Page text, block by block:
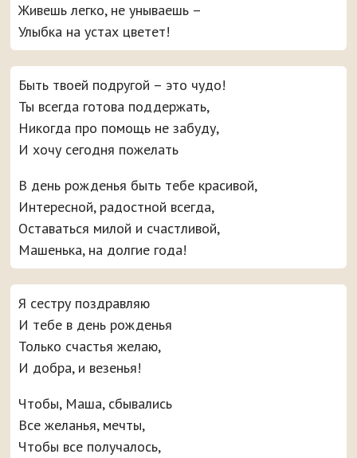
Живешь легко, не унываешь –
Улыбка на устах цветет!
Быть твоей подругой – это чудо!
Ты всегда готова поддержать,
Никогда про помощь не забуду,
И хочу сегодня пожелать
В день рожденья быть тебе красивой,
Интересной, радостной всегда,
Оставаться милой и счастливой,
Машенька, на долгие года!
Я сестру поздравляю
И тебе в день рожденья
Только счастья желаю,
И добра, и везенья!
Чтобы, Маша, сбывались
Все желанья, мечты,
Чтобы все получалось,